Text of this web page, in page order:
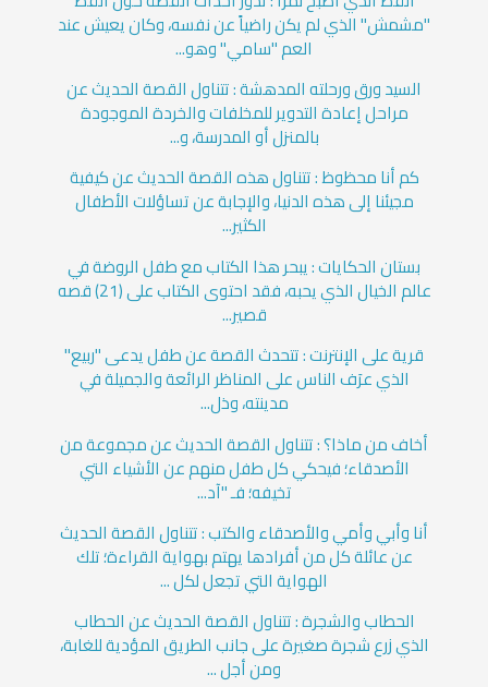
"مشمش" الذي لم يكن راضياً عن نفسه، وكان يعيش عند
العم "سامي" وهو...
السيد ورق ورحلته المدهشة : تتناول القصة الحديث عن
مراحل إعادة التدوير للمخلفات والخردة الموجودة
بالمنزل أو المدرسة، و...
كم أنا محظوظ : تتناول هذه القصة الحديث عن كيفية
مجيئنا إلى هذه الدنيا، والإجابة عن تساؤلات الأطفال
الكثير...
بستان الحكايات : يبحر هذا الكتاب مع طفل الروضة في
عالم الخيال الذي يحبه، فقد احتوى الكتاب على (21) قصه
قصير...
قرية على الإنترنت : تتحدث القصة عن طفل يدعى "ربيع"
الذي عرَف الناس على المناظر الرائعة والجميلة في
مدينته، وذل...
أخاف من ماذا؟ : تتناول القصة الحديث عن مجموعة من
الأصدقاء؛ فيحكي كل طفل منهم عن الأشياء التي
تخيفه؛ فـ "آد...
أنا وأبي وأمي والأصدقاء والكتب : تتناول القصة الحديث
عن عائلة كل من أفرادها يهتم بهواية القراءة؛ تلك
الهواية التي تجعل لكل ...
الحطاب والشجرة : تتناول القصة الحديث عن الحطاب
الذي زرع شجرة صغيرة على جانب الطريق المؤدية للغابة،
ومن أجل ...